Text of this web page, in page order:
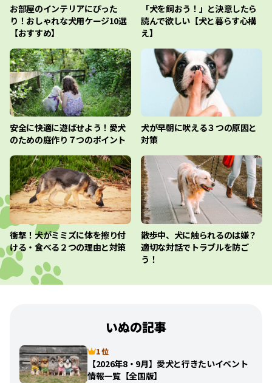
お部屋のインテリアにぴった
り！おしゃれな犬用ケージ10選
【おすすめ】
「犬を飼おう！」と決意したら
読んで欲しい【犬と暮らす心構
え】
安全に快適に遊ばせよう！愛犬
のための庭作り７つのポイント
犬が早朝に吠える３つの原因と
対策
衝撃！犬がミミズに体を擦り付
ける・食べる２つの理由と対策
散歩中、犬に触られるのは嫌？
適切な対話でトラブルを防ご
う！
いぬの記事
1 位
【2026年8・9月】愛犬と行きたいイベント
情報一覧【全国版】